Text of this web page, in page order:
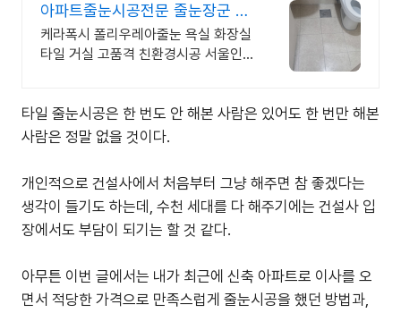
아파트줄눈시공전문 줄눈장군 곰
팡이 완벽제거 책임시공
케라폭시 폴리우레아줄눈 욕실 화장실
타일 거실 고품격 친환경시공 서울인
타일 줄눈시공은 한 번도 안 해본 사람은 있어도 한 번만 해본
사람은 정말 없을 것이다.
개인적으로 건설사에서 처음부터 그냥 해주면 참 좋겠다는
생각이 들기도 하는데, 수천 세대를 다 해주기에는 건설사 입
장에서도 부담이 되기는 할 것 같다.
아무튼 이번 글에서는 내가 최근에 신축 아파트로 이사를 오
면서 적당한 가격으로 만족스럽게 줄눈시공을 했던 방법과,